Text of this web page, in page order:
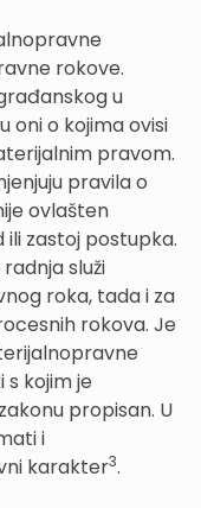
rokove.
u
oni o kojima ovisi
pravom.
pravila o
ovlašten
ili zastoj postupka.
služi
roka, tada i za
rokova. Je
kojim je
propisan. U
i
karakter3.